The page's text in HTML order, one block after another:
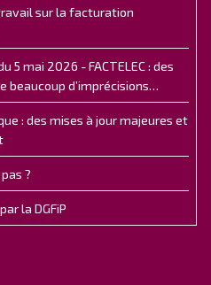
sur la facturation
5 mai 2026 - FACTELEC : des
beaucoup d’imprécisions…
: des mises à jour majeures et
?
la DGFiP